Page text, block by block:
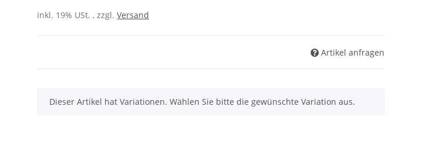
inkl. 19% USt. , zzgl. Versand
Artikel anfragen
x
Dieser Artikel hat Variationen. Wählen Sie bitte die gewünschte Variation aus.